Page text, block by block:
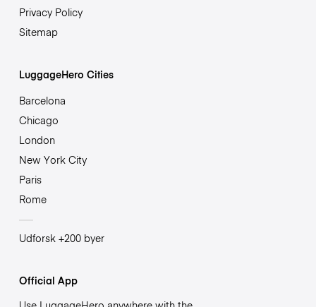
Privacy Policy
Sitemap
LuggageHero Cities
Barcelona
Chicago
London
New York City
Paris
Rome
Udforsk +200 byer
Official App